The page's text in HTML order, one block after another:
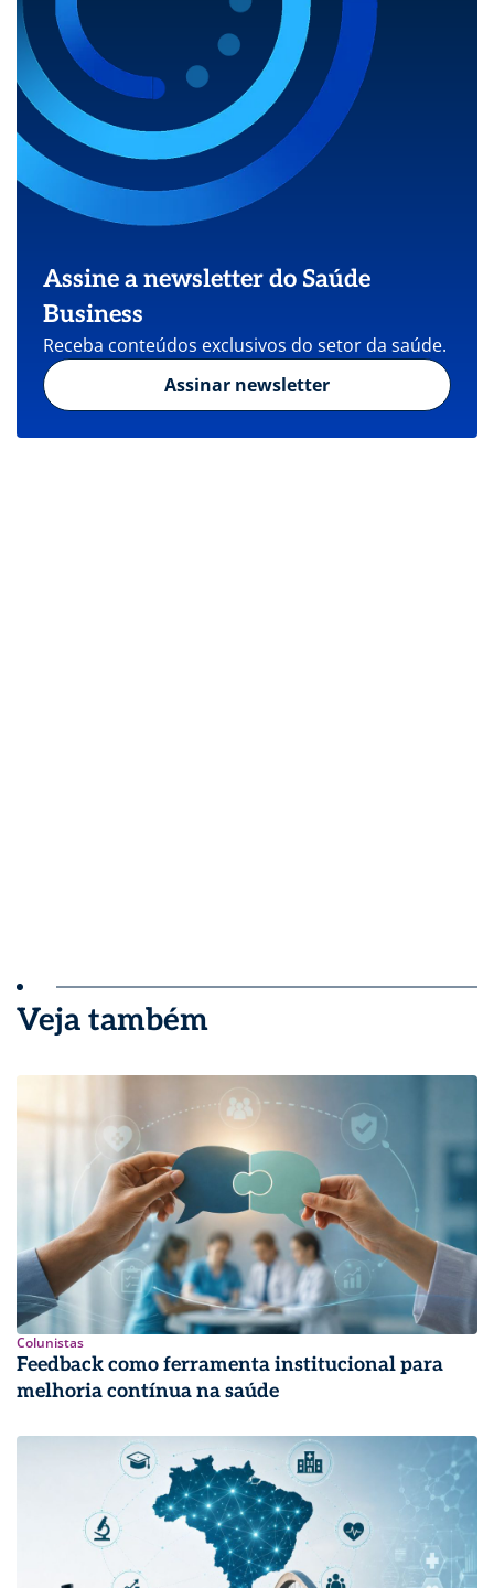
Assine a newsletter do Saúde
Business
Receba conteúdos exclusivos do setor da saúde.
Assinar newsletter
Veja também
Colunistas
Feedback como ferramenta institucional para
melhoria contínua na saúde